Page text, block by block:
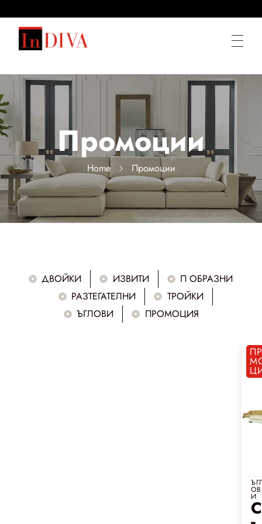
Home Промоции
Промоции
ДВОЙКИ ИЗВИТИ
П ОБРАЗНИ
РАЗТЕГАТЕЛНИ
ТРОЙКИ
ЪГЛОВИ
ПРОМОЦИЯ
ОВ
И
С